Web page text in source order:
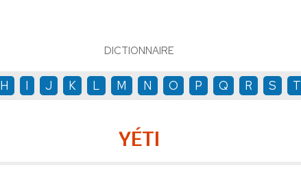
DICTIONNAIRE
H I J K L M N O P Q R S T
YÉTI